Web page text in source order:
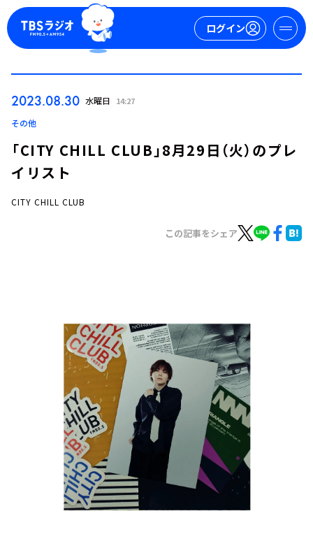
ログイン
お知らせ
イベント・グッズ
YouTube
会社情報
2023.08.30 水曜日 14:27
その他
「CITY CHILL CLUB」8月29日（火）のプレ
イリスト
CITY CHILL CLUB
この記事をシェア